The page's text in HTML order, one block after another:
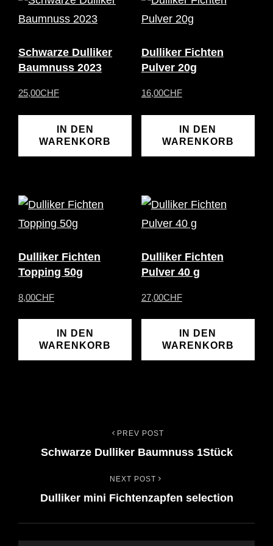
Schwarze Dulliker
Baumnuss 2023
25,00CHF
IN DEN
WARENKORB
Dulliker Fichten
Pulver 20g
16,00CHF
IN DEN
WARENKORB
Dulliker Fichten
Topping 50g
8,00CHF
IN DEN
WARENKORB
Dulliker Fichten
Pulver 40 g
27,00CHF
IN DEN
WARENKORB
Navigation
PREV POST
Schwarze Dulliker Baumnuss 1Stück
NEXT POST
Dulliker mini Fichtenzapfen selection